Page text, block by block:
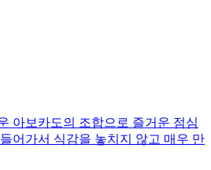
아보카도의 조합으로 즐거운 점심
어가서 식감을 놓치지 않고 매우 만